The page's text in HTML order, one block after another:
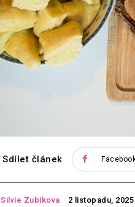
Sdílet článek
Silvie Zubikova 2 listopadu, 2025